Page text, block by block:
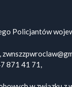
Policjantów
871 41 71,